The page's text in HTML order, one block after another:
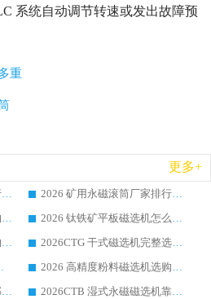
系统自动调节转速或发出故障预
重
更多+
2026 矿用永磁滚筒厂家排行榜选购干货指南 行业口碑标杆华体会手机网页版-华体会(中国) 实力出众
2026 矿用永磁滚筒厂家排行榜选购指南，行业口碑领域强者华体会手机网页版-华体会(中国)
2026 钛铁矿平板磁选机选购全攻略 市场公认优质品牌厂家实力排行榜
2026 钛铁矿平板磁选机怎么选 靠谱生产企业实力排行榜选购参考攻略
2026 钛铁矿平板磁选机选购指南 行业口碑优选品牌生产企业实力排行榜
2026CTG 干式磁选机完整选购指南 行业口碑顶尖靠谱生产龙头厂家实力推荐
领域强者推荐
2026 高精度粉料磁选机选购全攻略 行业优质品牌华体会手机网页版-华体会(中国) 实力深度解析
2026 高精度粉料磁选机头部厂家选购指南 行业口碑靠谱品牌推荐 领域强者华体会手机网页版-华体会(中国) 解析
2026CTB 湿式永磁磁选机靠谱厂家实力排行榜 铁矿选矿设备采购全流程选购指南